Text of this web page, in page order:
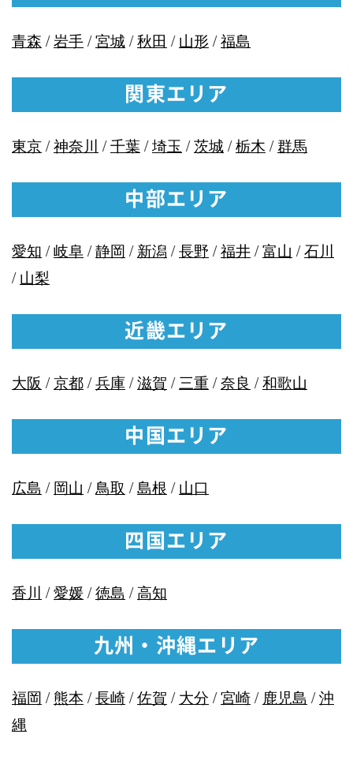
青森 /岩手/宮城/秋田 /山形 /福島
関東エリア
東京/神奈川 /千葉/埼玉 /茨城/栃木 /群馬
中部エリア
愛知 /岐阜/静岡 /新潟 /長野 /福井/富山 /石川
/山梨
近畿エリア
大阪 /京都/兵庫/滋賀 /三重 /奈良 /和歌山
中国エリア
広島 /岡山 /鳥取 /島根 /山口
四国エリア
香川 /愛媛/徳島 /高知
九州・沖縄エリア
福岡 /熊本 /長崎/佐賀 /大分 /宮崎/ 鹿児島 /沖
縄